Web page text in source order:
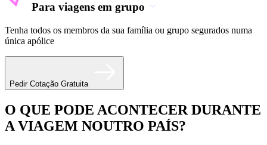
Para viagens em grupo
Tenha todos os membros da sua família ou grupo segurados numa
única apólice
Pedir Cotação Gratuita
O QUE PODE ACONTECER DURANTE
A VIAGEM NOUTRO PAÍS?